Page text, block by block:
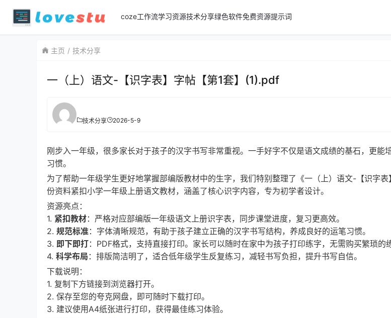
coze工作流学习资源技术分享绿色软件免费资源提示词
主页 技术分享
一（上）语文-【识字表】字帖【第1套】(1).pdf
技术分享 2026-5-9
刚步入一年级，很多家长对于孩子的汉字书写非常重视。一手好字不仅是语文成绩的基石，更能
习惯。
为了帮助一年级学生更好地掌握部编版教材中的生字，我们特别整理了《一（上）语文-【识字
份资料紧扣小学一年级上册语文教材，涵盖了核心识字内容，专为初学者设计。
资源亮点：
1. 紧扣教材：严格对应部编版一年级语文上册识字表，同步课堂进度，复习更高效。
2. 规范标准：字体清晰规范，有助于孩子建立正确的汉字书写结构，养成良好的运笔习惯。
3. 即下即打：PDF格式，支持直接打印。家长可以随时在家中为孩子打印练字，无需购买繁琐的
4. 科学布局 ：排版简洁明了，适合低年级学生反复练习，减轻书写负担，提升书写自信。
下载说明：
1. 复制下方链接到浏览器打开。
2. 保存至您的夸克网盘，即可随时下载打印。
3. 建议使用A4纸张进行打印，获得最佳练习体验。